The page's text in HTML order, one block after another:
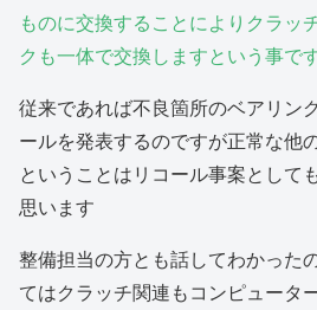
ものに交換することによりクラッ
クも一体で交換しますという事で
従来であれば不良箇所のベアリン
ールを発表するのですが正常な他
ということはリコール事案として
思います
整備担当の方とも話してわかった
てはクラッチ関連もコンピュータ